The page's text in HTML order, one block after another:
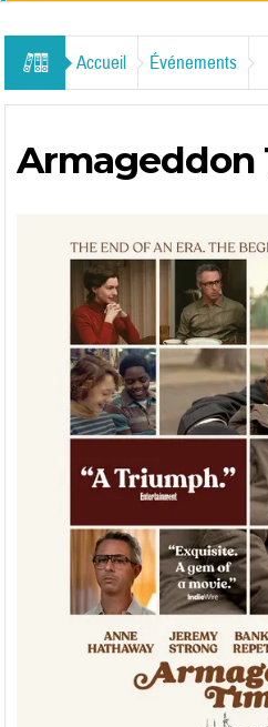
Accueil Événements
Armageddon